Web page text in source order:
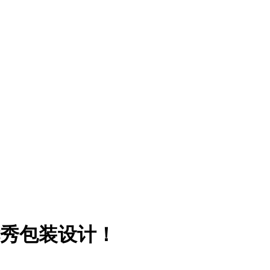
包装设计！